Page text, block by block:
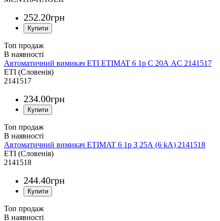
252.20грн
Топ продаж
Автоматичний вимикач ETI ETIMAT 6 1p C 20А AC 2141517
ETI (Словенія)
2141517
234.00грн
Топ продаж
Автоматичний вимикач ETIMAT 6 1p З 25А (6 kA) 2141518
ETI (Словенія)
2141518
244.40грн
Топ продаж